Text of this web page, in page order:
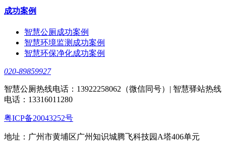
成功案例
智慧公厕成功案例
智慧环境监测成功案例
智慧环保净化成功案例
020-89859927
智慧公厕热线电话：13922258062（微信同号）| 智慧驿站热线
电话：13316011280
粤ICP备20043252号
地址：广州市黄埔区广州知识城腾飞科技园A塔406单元